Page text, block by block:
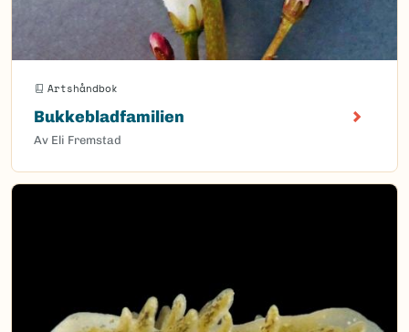
Artshåndbok
Bukkebladfamilien
Av Eli Fremstad